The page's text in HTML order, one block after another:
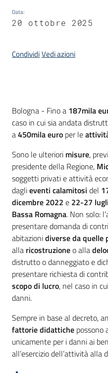
Data:
20 ottobre 2025
CondividiVedi azioni
Introduzione
Bologna - Fino a 187mila
caso in cui sia andata
a450mila euro per le
Sono le ulteriori misure,
presidente della Regione,
soggetti privati e attività
daglieventi calamitosi del
dicembre 2022 e 22-27
Bassa Romagna. Non solo:
presentare domanda di
abitazionidiverse da quelle
alla ricostruzioneo alla
distrutto o danneggiato e
presentare richiesta di
scopo di lucro, nel caso in
danni.
Sempre in base al decreto,
fattorie didattiche possono
unicamente per i danni ai
all’esercizio dell’attività alla